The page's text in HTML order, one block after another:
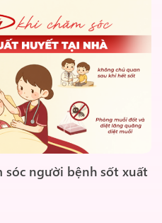
sóc người bệnh sốt xuất